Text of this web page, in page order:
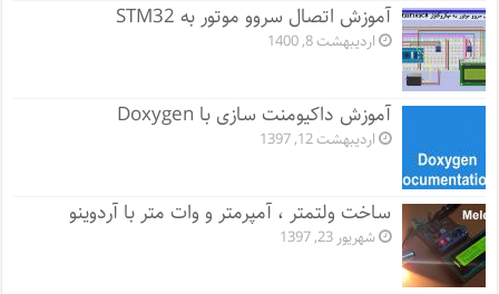
آموزش اتصال سروو موتور به STM32
اردیبهشت 8, 1400
آموزش داکیومنت سازی با Doxygen
اردیبهشت 12, 1397
ساخت ولتمتر ، آمپرمتر و وات متر با آردوینو
شهریور 23, 1397